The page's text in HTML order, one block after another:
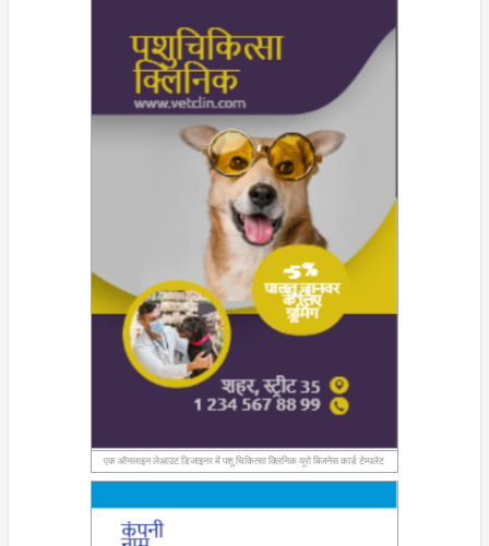
एक ऑनलाइन लेआउट डिजाइनर में पशु चिकित्सा क्लिनिक यूरो बिजनेस कार्ड टेम्पलेट